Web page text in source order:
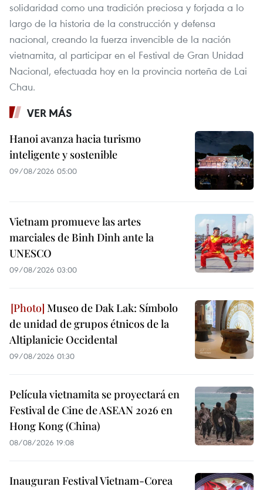
solidaridad como una tradición preciosa y forjada a lo
largo de la historia de la construcción y defensa
nacional, creando la fuerza invencible de la nación
vietnamita, al participar en el Festival de Gran Unidad
Nacional, efectuada hoy en la provincia norteña de Lai
Chau.
VER MÁS
Hanoi avanza hacia turismo
inteligente y sostenible
09/08/2026 05:00
Vietnam promueve las artes
marciales de Binh Dinh ante la
UNESCO
09/08/2026 03:00
Museo de Dak Lak: Símbolo
de unidad de grupos étnicos de la
Altiplanicie Occidental
09/08/2026 01:30
Película vietnamita se proyectará en
Festival de Cine de ASEAN 2026 en
Hong Kong (China)
08/08/2026 19:08
Inauguran Festival Vietnam-Corea